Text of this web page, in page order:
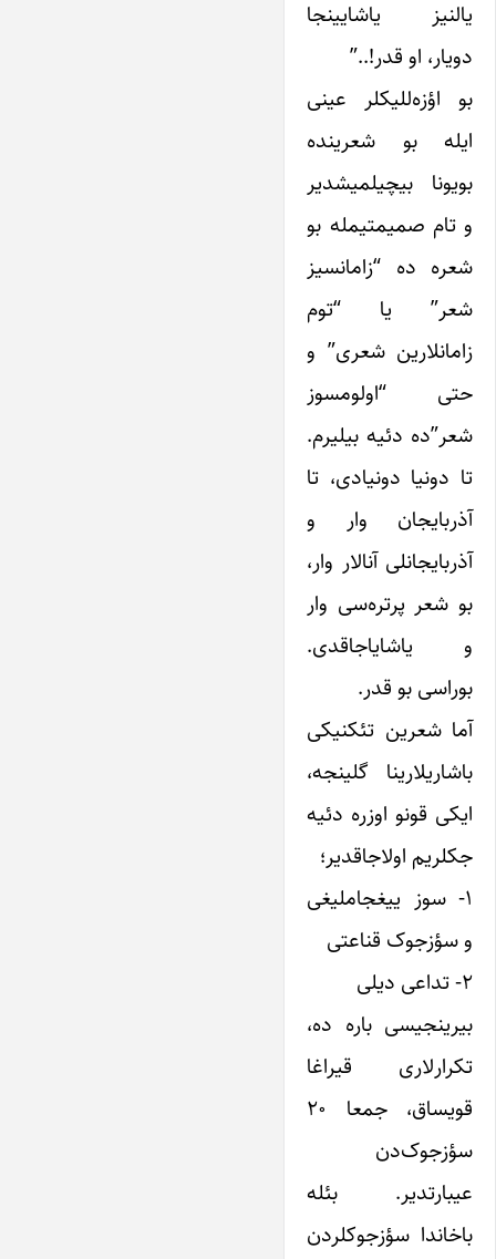
یالنیز یاشایینجا
دویار، او قدر!..”
بو اؤزه‌للیکلر عینی
ایله بو شعرینده
بویونا بیچیلمیشدیر
و تام صمیمتیمله بو
شعره ده “زامانسیز
شعر” یا “توم
زامانلارین شعری” و
حتی “اولومسوز
شعر”ده دئیه بیلیرم.
تا دونیا دونیادی، تا
آذربایجان وار و
آذربایجانلی آنالار وار،
بو شعر پرتره‌سی وار
و یاشایاجاقدی.
بوراسی بو قدر.
آما شعرین تئکنیکی
باشاریلارینا گلینجه،
ایکی قونو اوزره دئیه
جکلریم اولاجاقدیر؛
۱- سوز ییغجاملیغی
و سؤزجوک قناعتی
۲- تداعی دیلی
بیرینجیسی باره ده،
تکرارلاری قیراغا
قویساق، جمعا ۲۰
سؤزجوک‌دن
عیبارتدیر. بئله
باخاندا سؤزجوکلردن